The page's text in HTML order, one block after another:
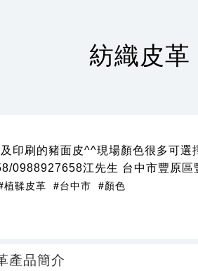
紡織皮革
印刷的豬面皮^^現場顏色很多可選
0988927658江先生 台中市豐原區
植鞣皮革 #台中市 #顏色
產品簡介